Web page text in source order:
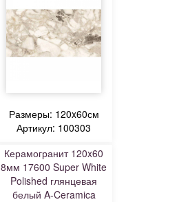
Размеры: 120x60см
Артикул: 100303
Керамогранит 120x60
8мм 17600 Super White
Polished глянцевая
белый A-Ceramica